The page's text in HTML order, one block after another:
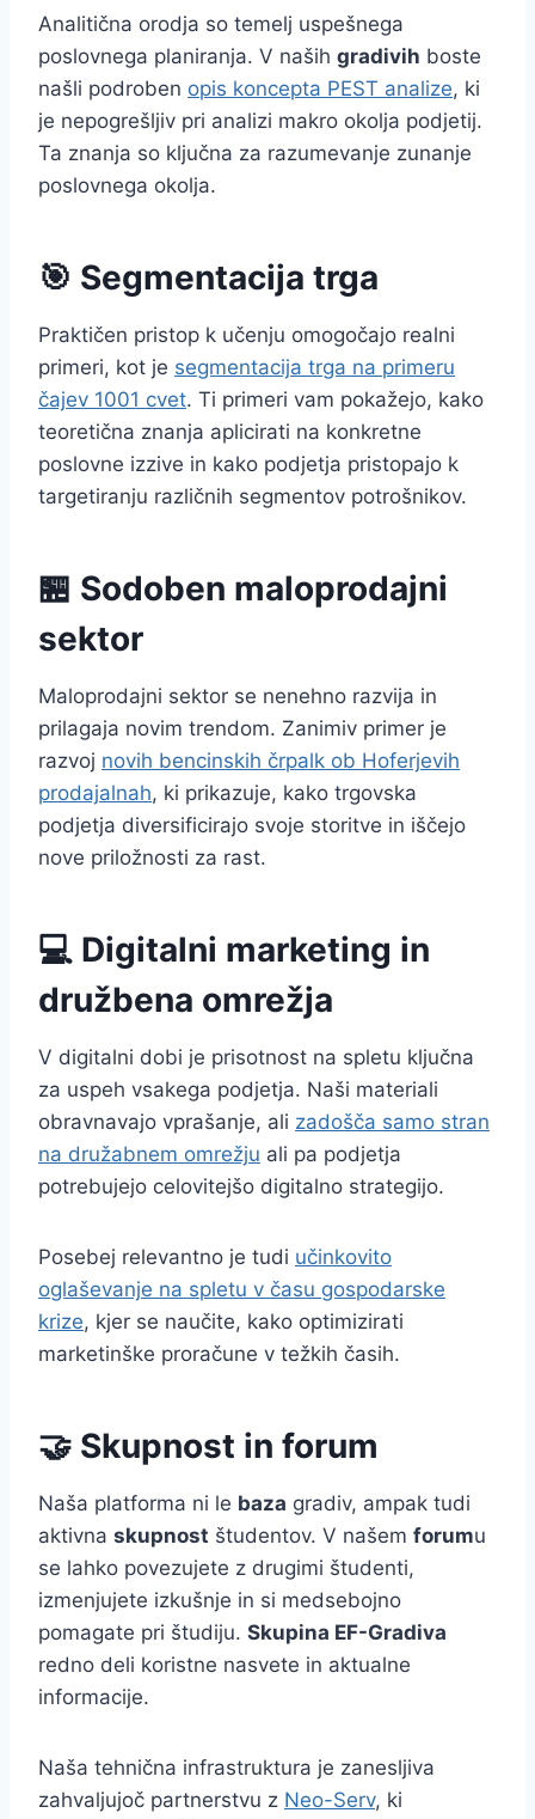
Analitična orodja so temelj uspešnega
poslovnega planiranja. V naših gradivih boste
našli podroben opis koncepta PEST analize, ki
je nepogrešljiv pri analizi makro okolja podjetij.
Ta znanja so ključna za razumevanje zunanje
poslovnega okolja.
🎯 Segmentacija trga
Praktičen pristop k učenju omogočajo realni
primeri, kot je segmentacija trga na primeru
čajev 1001 cvet. Ti primeri vam pokažejo, kako
teoretična znanja aplicirati na konkretne
poslovne izzive in kako podjetja pristopajo k
targetiranju različnih segmentov potrošnikov.
🏪 Sodoben maloprodajni
sektor
Maloprodajni sektor se nenehno razvija in
prilagaja novim trendom. Zanimiv primer je
razvoj novih bencinskih črpalk ob Hoferjevih
prodajalnah, ki prikazuje, kako trgovska
podjetja diversificirajo svoje storitve in iščejo
nove priložnosti za rast.
💻 Digitalni marketing in
družbena omrežja
V digitalni dobi je prisotnost na spletu ključna
za uspeh vsakega podjetja. Naši materiali
obravnavajo vprašanje, ali zadošča samo stran
na družabnem omrežju ali pa podjetja
potrebujejo celovitejšo digitalno strategijo.
Posebej relevantno je tudi učinkovito
oglaševanje na spletu v času gospodarske
krize, kjer se naučite, kako optimizirati
marketinške proračune v težkih časih.
🤝 Skupnost in forum
Naša platforma ni le baza gradiv, ampak tudi
aktivna skupnost študentov. V našem forumu
se lahko povezujete z drugimi študenti,
izmenjujete izkušnje in si medsebojno
pomagate pri študiju. Skupina EF-Gradiva
redno deli koristne nasvete in aktualne
informacije.
Naša tehnična infrastruktura je zanesljiva
zahvaljujoč partnerstvu z Neo-Serv, ki